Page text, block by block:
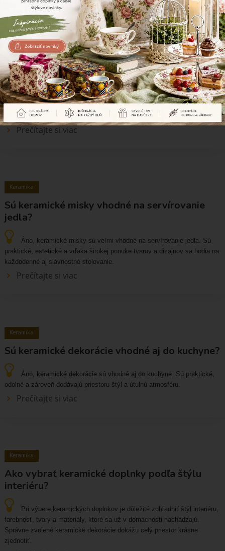
Keramika
Je keramika odolná voči poškodeniu a
prasknutiu?
Keramika je pevný a odolný materiál, no zároveň je krehká. Pri
bežnom používaní vydrží dlho, ale pri náraze alebo prudkých teplotných
zmenách môže prasknúť.
Prečítajte si viac
Keramika
Sú keramické misky vhodné na servírovanie
jedla?
Áno, keramické misky sú veľmi vhodné na servírovanie jedla. Sú
praktické, estetické a vďaka širokej ponuke tvarov a dizajnov sa hodia na
každodenné aj slávnostné stolovanie.
Prečítajte si viac
Keramika
Sú keramické dekorácie vhodné aj do kuchyne?
Áno, keramické dekorácie sú vhodné aj do kuchyne. Sú praktické,
odolné a zároveň dodávajú priestoru štýl a útulnú atmosféru.
Prečítajte si viac
Keramika
Ako vybrať keramické doplnky podľa štýlu
interiéru?
Pri výbere keramických doplnkov je dôležité zohľadniť štýl interiéru,
farebnosť, tvary a materiály, ktoré sa už v domácnosti nachádzajú.
Správne zvolené keramické dekorácie dokážu celý priestor krásne
zjednotiť.